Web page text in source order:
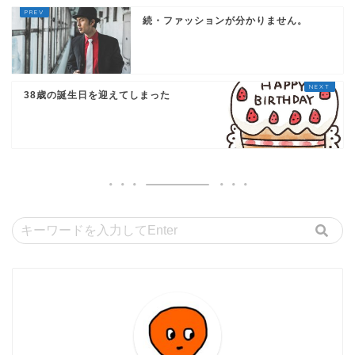
続・ファッションが分かりません。
38歳の誕生日を迎えてしまった